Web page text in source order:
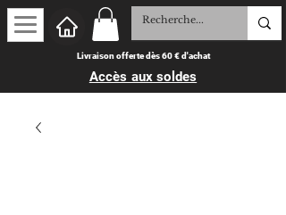
Livraison offerte dès 60 € d'achat
Accès aux soldes